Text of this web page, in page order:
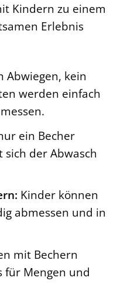
Kindern zu einem
Erlebnis
Abwiegen, kein
werden einfach
ein Becher
der Abwasch
Kinder können
abmessen und in
mit Bechern
für Mengen und